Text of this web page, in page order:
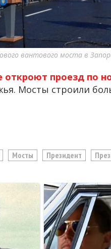
вантового моста в
откроют проезд по
Мосты строили
Мосты Президент